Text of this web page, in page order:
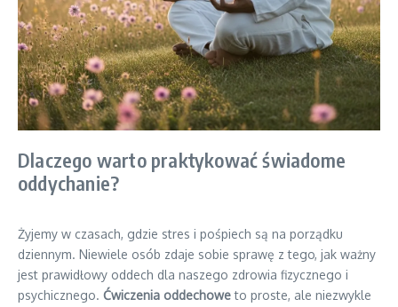
Dlaczego warto praktykować świadome
oddychanie?
Żyjemy w czasach, gdzie stres i pośpiech są na porządku
dziennym. Niewiele osób zdaje sobie sprawę z tego, jak ważny
jest prawidłowy oddech dla naszego zdrowia fizycznego i
psychicznego. Ćwiczenia oddechoweto proste, ale niezwykle